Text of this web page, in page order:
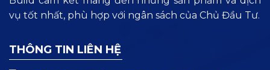
vụ tốt nhất, phù hợp với ngân sách của Chủ Đầu Tư.
THÔNG TIN LIÊN HỆ